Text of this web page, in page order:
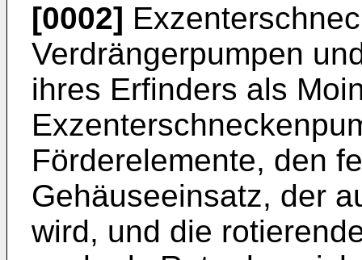
[0002]
Verdrängerpumpen
ihres Erfinders als
Förderelemente, den
Gehäuseeinsatz, der
wird, und die